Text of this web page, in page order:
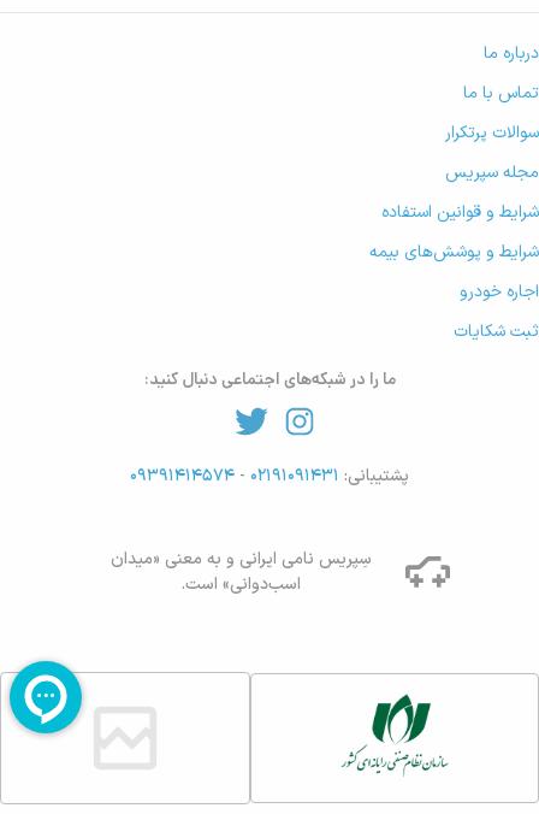
درباره ما
تماس با ما
سوالات پرتکرار
مجله سپریس
شرایط و قوانین استفاده
شرایط و پوشش‌های بیمه
اجاره خودرو
ثبت شکایات
ما را در شبکه‌های اجتماعی دنبال کنید:
پشتیبانی: ۰۲۱۹۱۰۹۱۴۳۱ -
سِپریس نامی ایرانی و به معنی «میدان
اسب‌دوانی» است.